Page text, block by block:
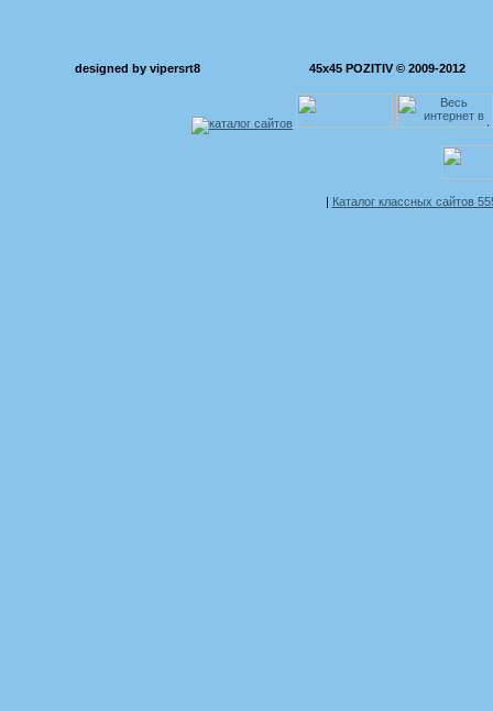
designed by vipersrt8 45x45 POZITIV © 2009-2012
Каталог классных сайтов